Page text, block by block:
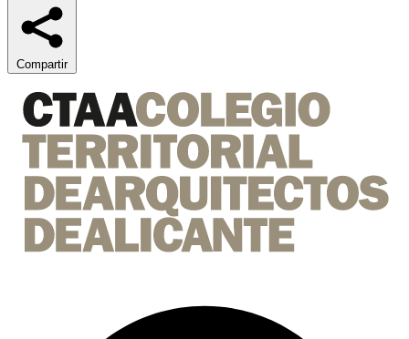
Compartir